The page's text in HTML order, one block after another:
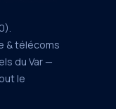
& télécoms
du Var —
le